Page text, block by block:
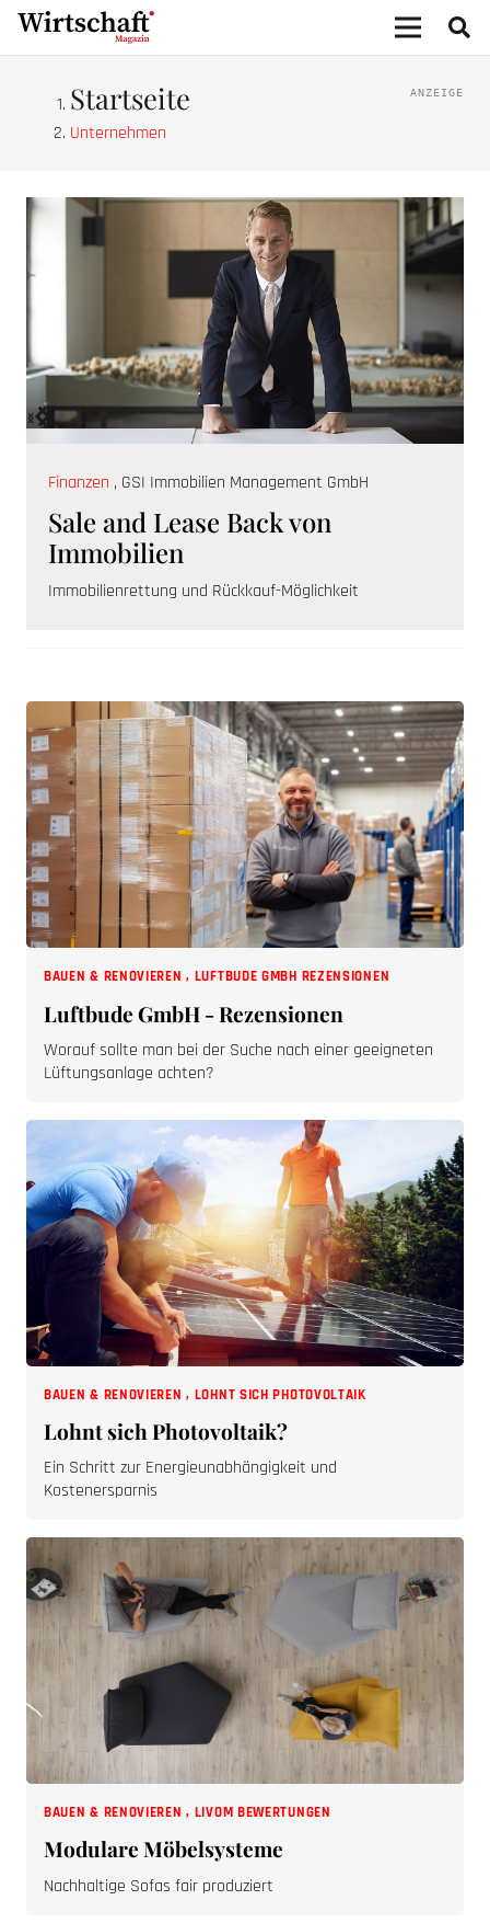
Startseite
Unternehmen
Finanzen , GSI Immobilien Management GmbH
Sale and Lease Back von
Immobilien
Immobilienrettung und Rückkauf-Möglichkeit
‹
›
BAUEN & RENOVIEREN, LUFTBUDE GMBH REZENSIONEN
Luftbude GmbH - Rezensionen
Worauf sollte man bei der Suche nach einer geeigneten
Lüftungsanlage achten?
BAUEN & RENOVIEREN, LOHNT SICH PHOTOVOLTAIK
Lohnt sich Photovoltaik?
Ein Schritt zur Energieunabhängigkeit und
Kostenersparnis
BAUEN & RENOVIEREN, LIVOM BEWERTUNGEN
Modulare Möbelsysteme
Nachhaltige Sofas fair produziert